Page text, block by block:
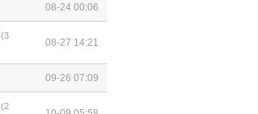
08-24 00:06
(3
08-27 14:21
09-26 07:09
(2